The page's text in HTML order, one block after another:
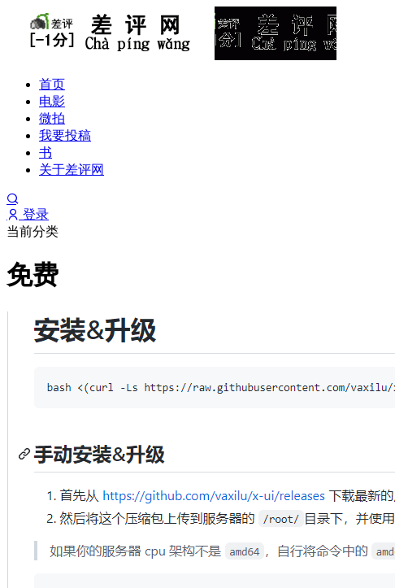
首页
电影
微拍
我要投稿
书
关于差评网
登录
当前分类
免费